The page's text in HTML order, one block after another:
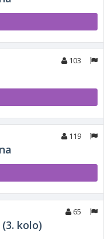
103
119
65
kolo)